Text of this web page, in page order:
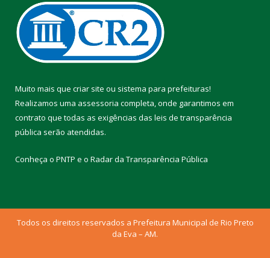
Muito mais que criar site ou sistema para prefeituras!
Realizamos uma assessoria completa, onde garantimos em
contrato que todas as exigências das leis de transparência
pública serão atendidas.
Conheça o PNTP e o Radar da Transparência Pública
Todos os direitos reservados a Prefeitura Municipal de Rio Preto
da Eva – AM.